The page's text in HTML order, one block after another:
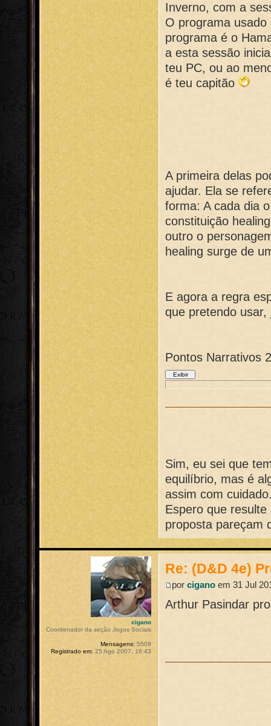
Inverno, com a
O programa
programa é o
a esta sessão
teu PC, ou ao
é teu capitão
A primeira delas
ajudar. Ela se
forma: A cada dia
constituição
outro o
healing surge de
E agora a regra
que pretendo
Pontos Narrativos
Sim, eu sei que
equilíbrio, mas é
assim com
Espero que
proposta pareçam
Re: (D&D 4e)
porcigano em 31 Jul
Arthur Pasindar
cigano
Coordenador da seção Jogos Sociais
Mensagens: 5508
Registrado em: 25 Ago 2007, 16:43